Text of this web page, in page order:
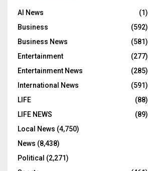
AI News
(1)
Business
(592)
Business News
(581)
Entertainment
(277)
Entertainment News
(285)
International News
(591)
LIFE
(88)
LIFE NEWS
(89)
Local News (4,750)
News (8,438)
Political (2,271)